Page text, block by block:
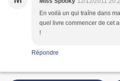
En voilà un qui traîne dans
quel livre commencer de cet
!
Répondre